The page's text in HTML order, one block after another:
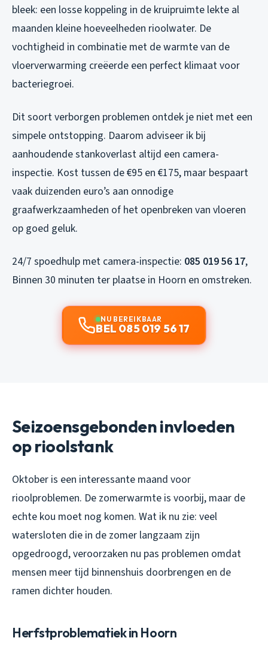
bleek: een losse koppeling in de kruipruimte lekte al
maanden kleine hoeveelheden rioolwater. De
vochtigheid in combinatie met de warmte van de
vloerverwarming creëerde een perfect klimaat voor
bacteriegroei.
Dit soort verborgen problemen ontdek je niet met een
simpele ontstopping. Daarom adviseer ik bij
aanhoudende stankoverlast altijd een camera-
inspectie. Kost tussen de €95 en €175, maar bespaart
vaak duizenden euro’s aan onnodige
graafwerkzaamheden of het openbreken van vloeren
op goed geluk.
24/7 spoedhulp met camera-inspectie: 085 019 56 17,
Binnen 30 minuten ter plaatse in Hoorn en omstreken.
NU BEREIKBAAR
BEL 085 019 56 17
Seizoensgebonden invloeden
op rioolstank
Oktober is een interessante maand voor
rioolproblemen. De zomerwarmte is voorbij, maar de
echte kou moet nog komen. Wat ik nu zie: veel
watersloten die in de zomer langzaam zijn
opgedroogd, veroorzaken nu pas problemen omdat
mensen meer tijd binnenshuis doorbrengen en de
ramen dichter houden.
Herfstproblematiek in Hoorn